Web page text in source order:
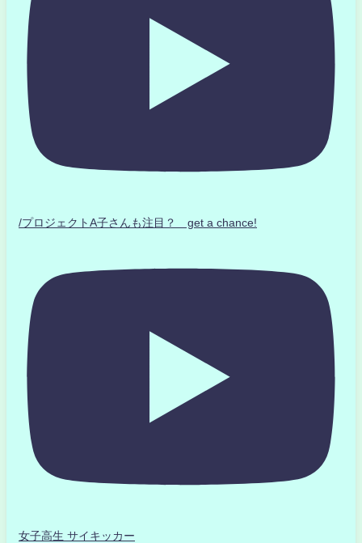
/プロジェクトA子さんも注目？ get a chance!
女子高生 サイキッカー